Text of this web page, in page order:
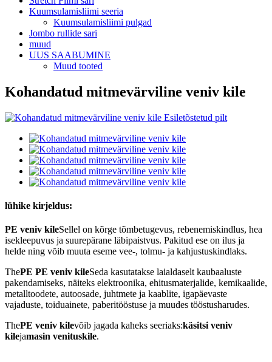
Kuumsulamisliimi seeria
Kuumsulamisliimi pulgad
Jombo rullide sari
muud
UUS SAABUMINE
Muud tooted
Kohandatud mitmevärviline veniv kile
lühike kirjeldus:
PE veniv kileSellel on kõrge tõmbetugevus, rebenemiskindlus, hea
isekleepuvus ja suurepärane läbipaistvus. Pakitud ese on ilus ja
helde ning võib muuta eseme vee-, tolmu- ja kahjustuskindlaks.
ThePE PE veniv kileSeda kasutatakse laialdaselt kaubaaluste
pakendamiseks, näiteks elektroonika, ehitusmaterjalide, kemikaalide,
metalltoodete, autoosade, juhtmete ja kaablite, igapäevaste
vajaduste, toiduainete, paberitööstuse ja muudes tööstusharudes.
ThePE veniv kilevõib jagada kaheks seeriaks:käsitsi veniv
kilejamasin venituskile.